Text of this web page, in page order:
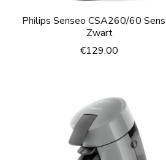
Philips Senseo CSA260/60
Zwart
€129.00